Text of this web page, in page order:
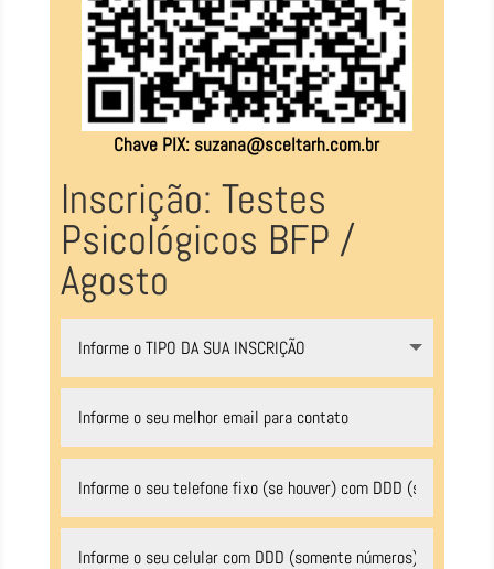
Chave PIX: suzana@sceltarh.com.br
Inscrição: Testes
Psicológicos BFP /
Agosto